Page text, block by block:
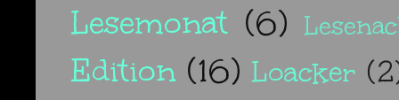
Lesemonat (6)
Edition (16) Loacker